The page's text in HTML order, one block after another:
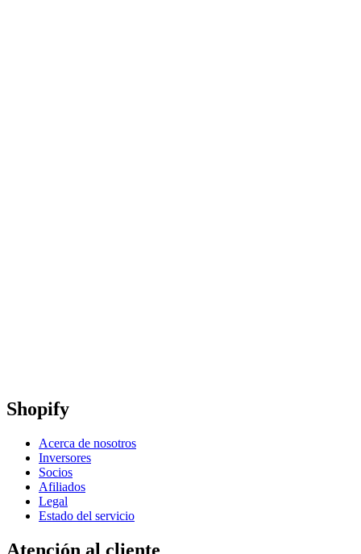
Shopify
Acerca de nosotros
Inversores
Socios
Afiliados
Legal
Estado del servicio
Atención al cliente